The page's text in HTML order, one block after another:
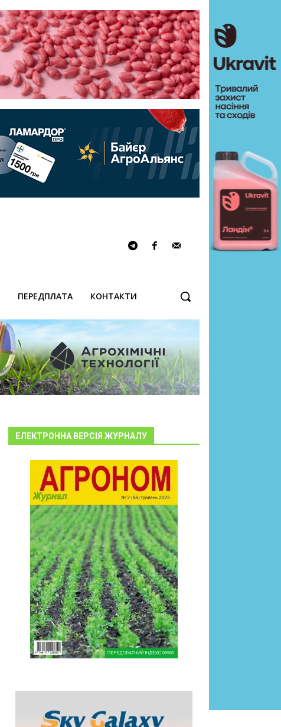
ПЕРЕДПЛАТА КОНТАКТИ
ЕЛЕКТРОННА ВЕРСІЯ ЖУРНАЛУ